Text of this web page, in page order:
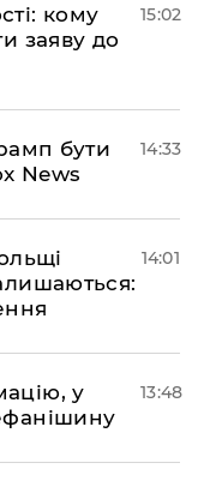
кому
заяву до
15:02
бути
News
14:33
14:01
у
13:48